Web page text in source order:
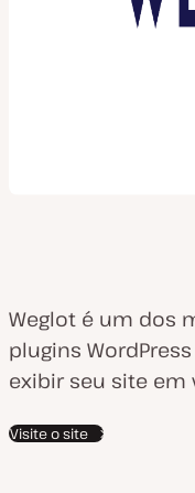
Weglot é um dos
plugins
exibir seu site em
Visite o site